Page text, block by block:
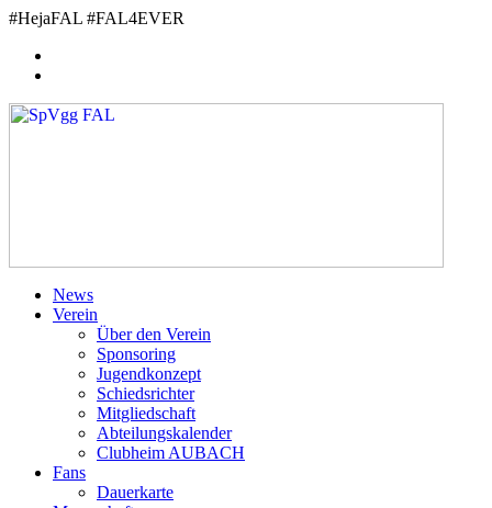
Zum
springen
#HejaFAL #FAL4EVER
News
Verein
Über den Verein
Sponsoring
Jugendkonzept
Schiedsrichter
Mitgliedschaft
Abteilungskalender
Clubheim AUBACH
Fans
Dauerkarte